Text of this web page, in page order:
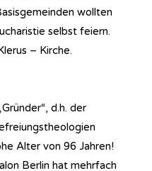
wollten
selbst feiern.
– Kirche.
d.h. der
Alter von 96 Jahren!
Berlin hat mehrfach